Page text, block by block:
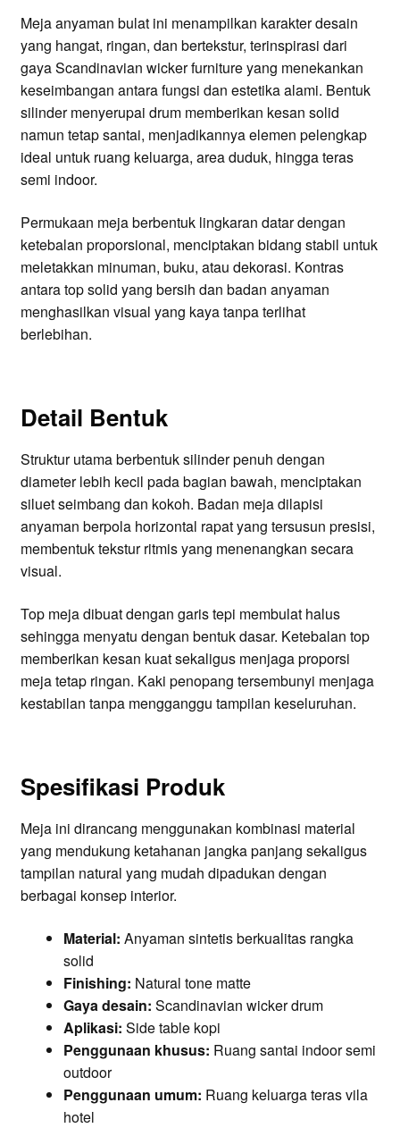
Meja anyaman bulat ini menampilkan karakter desain
yang hangat, ringan, dan bertekstur, terinspirasi dari
gaya Scandinavian wicker furniture yang menekankan
keseimbangan antara fungsi dan estetika alami. Bentuk
silinder menyerupai drum memberikan kesan solid
namun tetap santai, menjadikannya elemen pelengkap
ideal untuk ruang keluarga, area duduk, hingga teras
semi indoor.
Permukaan meja berbentuk lingkaran datar dengan
ketebalan proporsional, menciptakan bidang stabil untuk
meletakkan minuman, buku, atau dekorasi. Kontras
antara top solid yang bersih dan badan anyaman
menghasilkan visual yang kaya tanpa terlihat
berlebihan.
Detail Bentuk
Struktur utama berbentuk silinder penuh dengan
diameter lebih kecil pada bagian bawah, menciptakan
siluet seimbang dan kokoh. Badan meja dilapisi
anyaman berpola horizontal rapat yang tersusun presisi,
membentuk tekstur ritmis yang menenangkan secara
visual.
Top meja dibuat dengan garis tepi membulat halus
sehingga menyatu dengan bentuk dasar. Ketebalan top
memberikan kesan kuat sekaligus menjaga proporsi
meja tetap ringan. Kaki penopang tersembunyi menjaga
kestabilan tanpa mengganggu tampilan keseluruhan.
Spesifikasi Produk
Meja ini dirancang menggunakan kombinasi material
yang mendukung ketahanan jangka panjang sekaligus
tampilan natural yang mudah dipadukan dengan
berbagai konsep interior.
Material: Anyaman sintetis berkualitas rangka
solid
Finishing: Natural tone matte
Gaya desain: Scandinavian wicker drum
Aplikasi: Side table kopi
Penggunaan khusus: Ruang santai indoor semi
outdoor
Penggunaan umum: Ruang keluarga teras vila
hotel